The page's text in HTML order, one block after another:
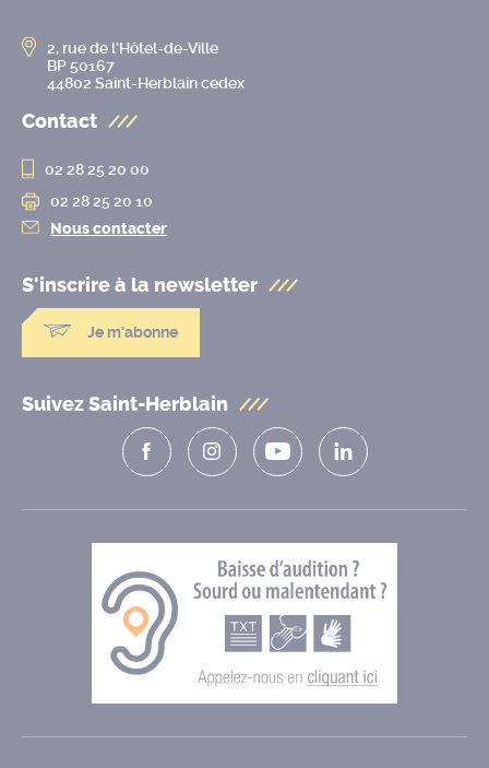
2, rue de l’Hôtel-de-Ville
BP 50167
44802 Saint-Herblain cedex
Contact
02 28 25 20 00
02 28 25 20 10
Nous contacter
S'inscrire à la newsletter
Je m'abonne
Suivez Saint-Herblain